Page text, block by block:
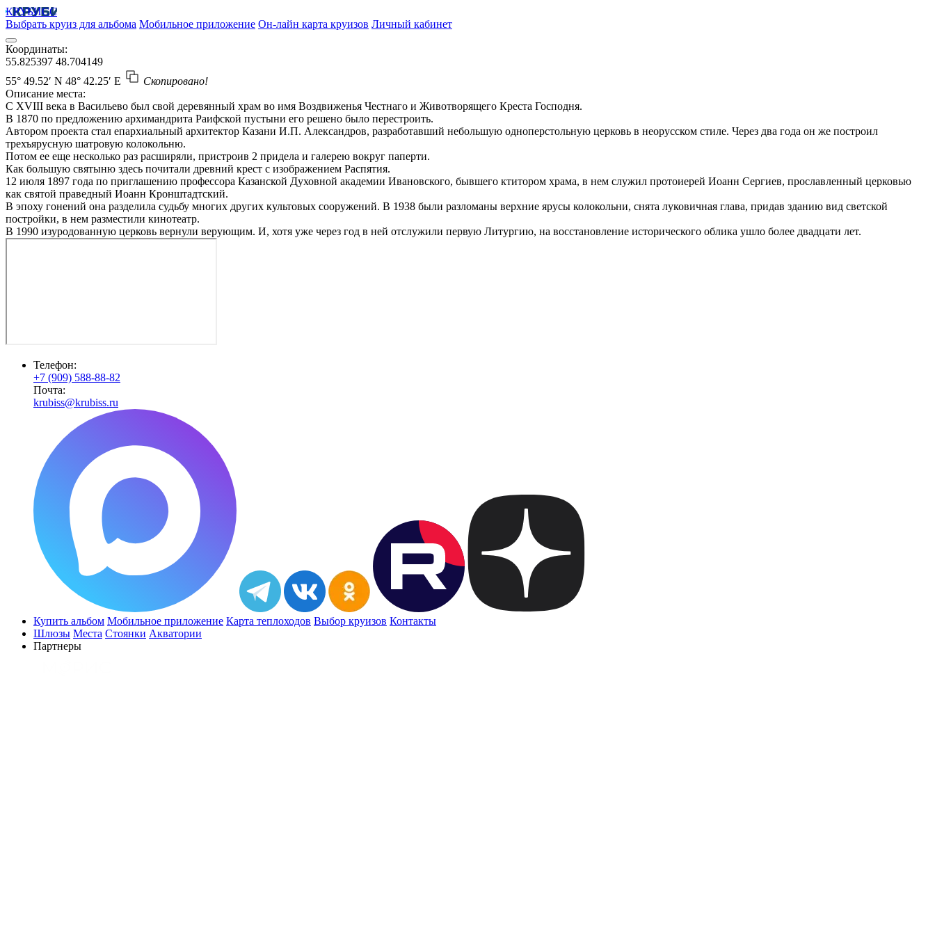
КРУБИСС
Выбрать круиз для альбома Мобильное приложение Он-лайн карта круизов Личный кабинет
Координаты:
55.825397 48.704149
55° 49.52′ N 48° 42.25′ E
Скопировано!
Описание места:
С XVIII века в Васильево был свой деревянный храм во имя Воздвиженья Честнаго и Животворящего Креста Господня.
В 1870 по предложению архимандрита Раифской пустыни его решено было перестроить.
Автором проекта стал епархиальный архитектор Казани И.П. Александров, разработавший небольшую одноперстольную церковь в неорусском стиле. Через два года он же построил
трехъярусную шатровую колокольню.
Потом ее еще несколько раз расширяли, пристроив 2 придела и галерею вокруг паперти.
Как большую святыню здесь почитали древний крест с изображением Распятия.
12 июля 1897 года по приглашению профессора Казанской Духовной академии Ивановского, бывшего ктитором храма, в нем служил протоиерей Иоанн Сергиев, прославленный церковью
как святой праведный Иоанн Кронштадтский.
В эпоху гонений она разделила судьбу многих других культовых сооружений. В 1938 были разломаны верхние ярусы колокольни, снята луковичная глава, придав зданию вид светской
постройки, в нем разместили кинотеатр.
В 1990 изуродованную церковь вернули верующим. И, хотя уже через год в ней отслужили первую Литургию, на восстановление исторического облика ушло более двадцати лет.
Телефон:
+7 (909) 588-88-82
Почта:
krubiss@krubiss.ru
Купить альбом Мобильное приложение Карта теплоходов Выбор круизов Контакты
Шлюзы Места Стоянки Акватории
Партнеры